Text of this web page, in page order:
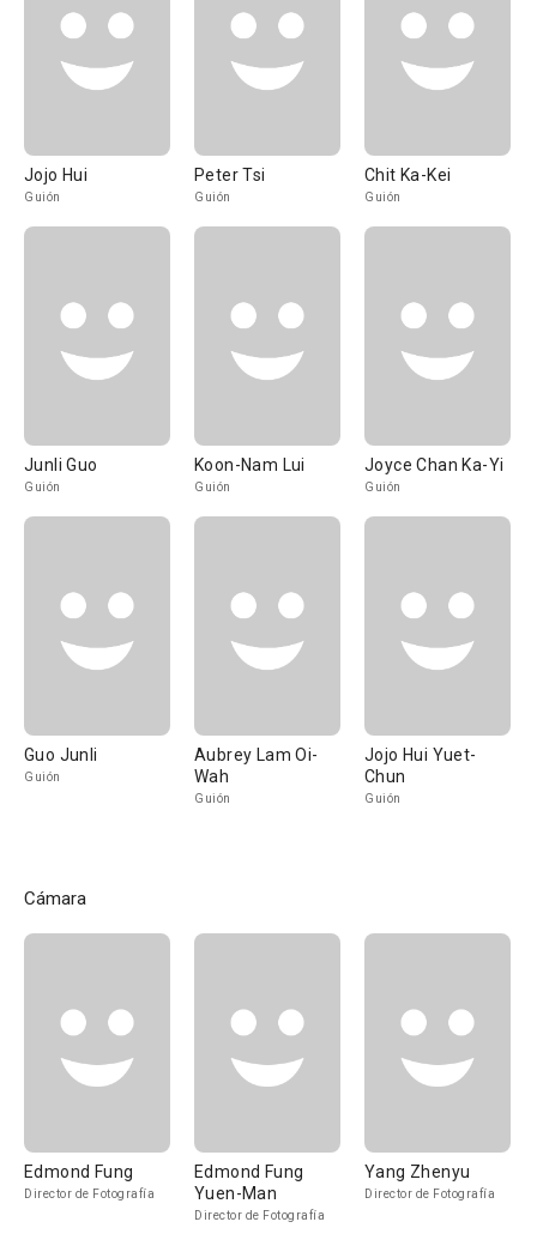
Jojo Hui
Guión
Peter Tsi
Guión
Chit Ka-Kei
Guión
Junli Guo
Guión
Koon-Nam Lui
Guión
Joyce Chan Ka-Yi
Guión
Guo Junli
Guión
Aubrey Lam Oi-
Wah
Guión
Jojo Hui Yuet-
Chun
Guión
Cámara
Edmond Fung
Director de Fotografía
Edmond Fung
Yuen-Man
Director de Fotografía
Yang Zhenyu
Director de Fotografía